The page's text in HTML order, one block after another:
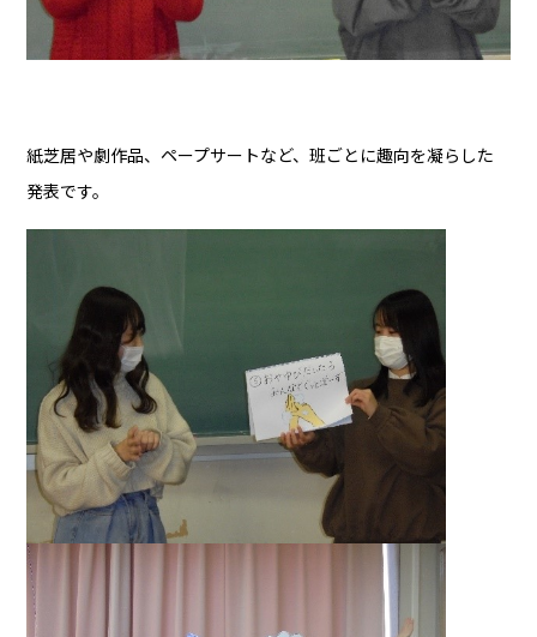
紙芝居や劇作品、ペープサートなど、班ごとに趣向を凝らした
発表です。